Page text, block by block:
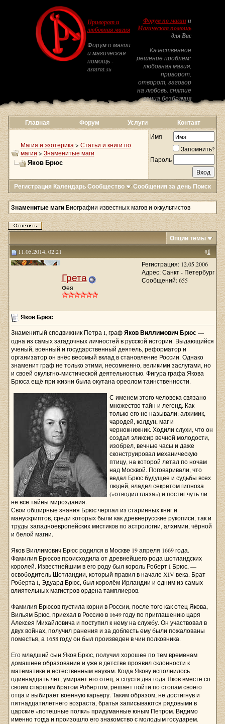
Приворот и
любовная магия
Форум о магии
и магическая
помощь -
astarta.su
Форум по магиии
Магическая помощь
для Вас
Качественное
решение проблем:
любовная магия,
приворот,
отворот, заговор
на любовь, снятие
венца безбрачия
Главная Форум Услуги Контакт
Магия и эзотерика > Статьи и книги по
магии > Знаменитые маги
Яков Брюс
Имя
Запомнить?
Пароль
Регистрация КалендарьСообщество Сообщения за день Поиск
Знаменитые маги Биографии известных магов и оккультистов
Опции темы
#1
11.05.2014, 02:21
Грета
Фея
Регистрация: 12.05.2006
Адрес: Санкт - Петербург
Сообщений: 655
Яков Брюс
Знаменитый сподвижник Петра I, графЯков Виллимович Брюс—
одна из самых загадочных личностей в русской истории. Выдающийся
ученый, военный и государственный деятель, реформатор и
организатор он внёс весомый вклад в становление России. Однако
знаменит граф не только этими, несомненно, великими заслугами, но
и своей окультно-мистической деятельностью. Фигура графа Якова
Брюса ещё при жизни была окутана ореолом таинственности.
С именем этого человека связано
множество тайн и легенд. Как
только его не называли: алхимик,
чародей, колдун, маг и
чернокнижник. Ходили слухи, что он
создал эликсир вечной молодости,
изобрел, вечные часы и даже
сконструировал механическую
птицу, на которой летал по ночам
над Москвой. Поговаривали, что
ведал Брюс будущее и судьбы всех
людей, владел секретом гипноза
(«отводил глаза») и постиг чуть ли
не все тайны мироздания.
Свои обширные знания Брюс черпал из старинных книг и
манускриптов, среди которых были как древнерусские рукописи, так и
труды западноевропейских мистиков по астрологии, алхимии, чёрной
и белой магии.
Яков Виллимович Брюс родился в Москве 19 апреля 1669 года.
Фамилия Брюсов происходила от древнейшего рода шотландских
королей. Известнейшим в его роду был король Роберт I Брюс, —
освободитель Шотландии, который правил в начале XIV века. Брат
Роберта I, Эдуард Брюс, был королём Ирландии и одним из самых
влиятельных магистров ордена тамплиеров.
Фамилия Брюсов пустила корни в России, после того как отец Якова,
Вильям Брюс, приехал в Россию в 1649 году по приглашению царя
Алексея Михайловича и поступил к нему на службу. Он участвовал в
двух войнах, получил ранения и за доблесть ему были пожалованы
поместья, а 1658 году он был произведен в чин полковника.
Его младший сын Яков Брюс, получил хорошее по тем временам
домашнее образование и уже в детстве проявил склонности к
математике и естественным наукам. Когда Якову исполнилось
одиннадцать лет, умирает его отец, а спустя два года Яков вместе со
своим старшим братом Робертом, решает пойти по стопам своего
отца и выбирает военную карьеру. Таким образом, не достигнув и
пятнадцатилетнего возраста, братья записываются рядовыми в
царские «потешные полки» придуманные юным Петром. Видимо
именно тогда и произошло его знакомство с молодым государем.